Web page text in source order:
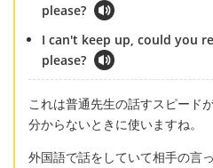
please?
I can't keep up, could you
please?
これは普通先生の話すスピード
分からないときに使いますね。
外国語で話をしていて相手の言